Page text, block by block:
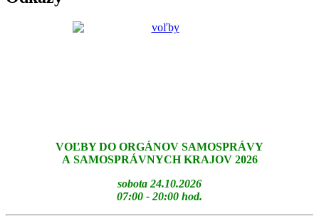
VOĽBY DO ORGÁNOV SAMOSPRÁVY
A SAMOSPRÁVNYCH KRAJOV 2026
sobota 24.10.2026
07:00 - 20:00 hod.